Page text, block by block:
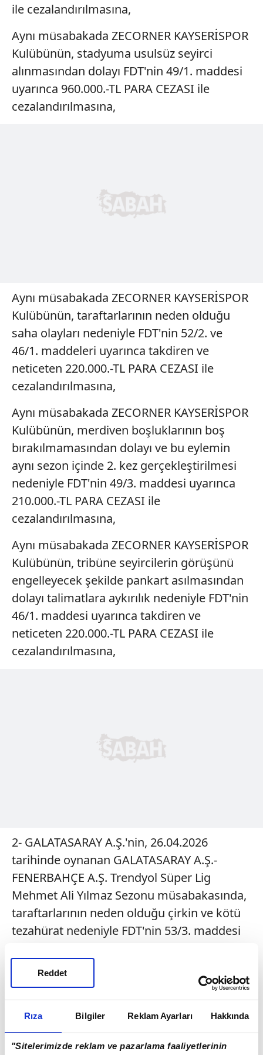
Rıza Bilgiler Reklam Ayarları Hakkında
"Sitelerimizde reklam ve pazarlama faaliyetlerinin
Reddet
ile cezalandırılmasına,
Aynı müsabakada ZECORNER KAYSERİSPOR
Kulübünün, stadyuma usulsüz seyirci
alınmasından dolayı FDT'nin 49/1. maddesi
uyarınca 960.000.-TL PARA CEZASI ile
cezalandırılmasına,
Aynı müsabakada ZECORNER KAYSERİSPOR
Kulübünün, taraftarlarının neden olduğu
saha olayları nedeniyle FDT'nin 52/2. ve
46/1. maddeleri uyarınca takdiren ve
neticeten 220.000.-TL PARA CEZASI ile
cezalandırılmasına,
Aynı müsabakada ZECORNER KAYSERİSPOR
Kulübünün, merdiven boşluklarının boş
bırakılmamasından dolayı ve bu eylemin
aynı sezon içinde 2. kez gerçekleştirilmesi
nedeniyle FDT'nin 49/3. maddesi uyarınca
210.000.-TL PARA CEZASI ile
cezalandırılmasına,
Aynı müsabakada ZECORNER KAYSERİSPOR
Kulübünün, tribüne seyircilerin görüşünü
engelleyecek şekilde pankart asılmasından
dolayı talimatlara aykırılık nedeniyle FDT'nin
46/1. maddesi uyarınca takdiren ve
neticeten 220.000.-TL PARA CEZASI ile
cezalandırılmasına,
2- GALATASARAY A.Ş.'nin, 26.04.2026
tarihinde oynanan GALATASARAY A.Ş.-
FENERBAHÇE A.Ş. Trendyol Süper Lig
Mehmet Ali Yılmaz Sezonu müsabakasında,
taraftarlarının neden olduğu çirkin ve kötü
tezahürat nedeniyle FDT'nin 53/3. maddesi
KUZEY ALT TRİBÜN 105-106-107-108,
GÜNEY ALT TRİBÜN 119-120, DOĞU ALT
TRİBÜN 111-115 numaralı bloklarda yer alan
seyircilerin elektronik bilet kapsamındaki
kartlarının bloke edilmesi suretiyle bir